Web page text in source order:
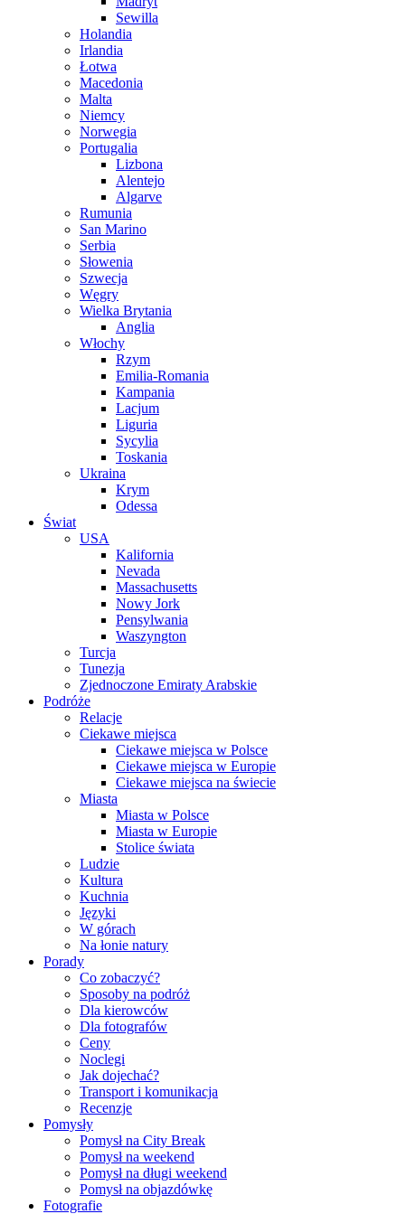
Sewilla
Holandia
Irlandia
Łotwa
Macedonia
Malta
Niemcy
Norwegia
Portugalia
Lizbona
Alentejo
Algarve
Rumunia
San Marino
Serbia
Słowenia
Szwecja
Węgry
Wielka Brytania
Anglia
Włochy
Rzym
Emilia-Romania
Kampania
Lacjum
Liguria
Sycylia
Toskania
Ukraina
Krym
Odessa
Świat
USA
Kalifornia
Nevada
Massachusetts
Nowy Jork
Pensylwania
Waszyngton
Turcja
Tunezja
Zjednoczone Emiraty Arabskie
Podróże
Relacje
Ciekawe miejsca
Ciekawe miejsca w Polsce
Ciekawe miejsca w Europie
Ciekawe miejsca na świecie
Miasta
Miasta w Polsce
Miasta w Europie
Stolice świata
Ludzie
Kultura
Kuchnia
Języki
W górach
Na łonie natury
Porady
Co zobaczyć?
Sposoby na podróż
Dla kierowców
Dla fotografów
Ceny
Noclegi
Jak dojechać?
Transport i komunikacja
Recenzje
Pomysły
Pomysł na City Break
Pomysł na weekend
Pomysł na długi weekend
Pomysł na objazdówkę
Fotografie